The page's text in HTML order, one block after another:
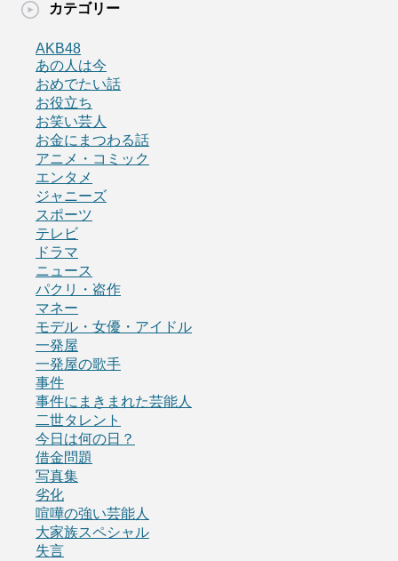
カテゴリー
AKB48
あの人は今
おめでたい話
お役立ち
お笑い芸人
お金にまつわる話
アニメ・コミック
エンタメ
ジャニーズ
スポーツ
テレビ
ドラマ
ニュース
パクリ・盗作
マネー
モデル・女優・アイドル
一発屋
一発屋の歌手
事件
事件にまきまれた芸能人
二世タレント
今日は何の日？
借金問題
写真集
劣化
喧嘩の強い芸能人
大家族スペシャル
失言